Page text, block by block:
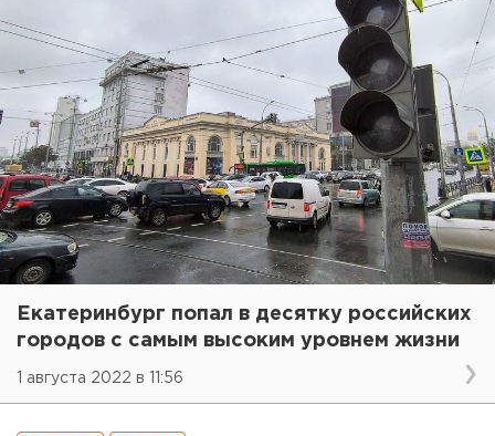
Екатеринбург попал в десятку российских
городов с самым высоким уровнем жизни
1 августа 2022 в 11:56